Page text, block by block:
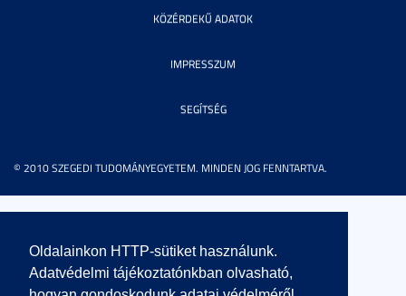
Oldalainkon HTTP-sütiket használunk.
Adatvédelmi tájékoztatónkban olvasható,
© 2010 SZEGEDI TUDOMÁNYEGYETEM. MINDEN JOG FENNTARTVA.
KÖZÉRDEKŰ ADATOK
IMPRESSZUM
SEGÍTSÉG